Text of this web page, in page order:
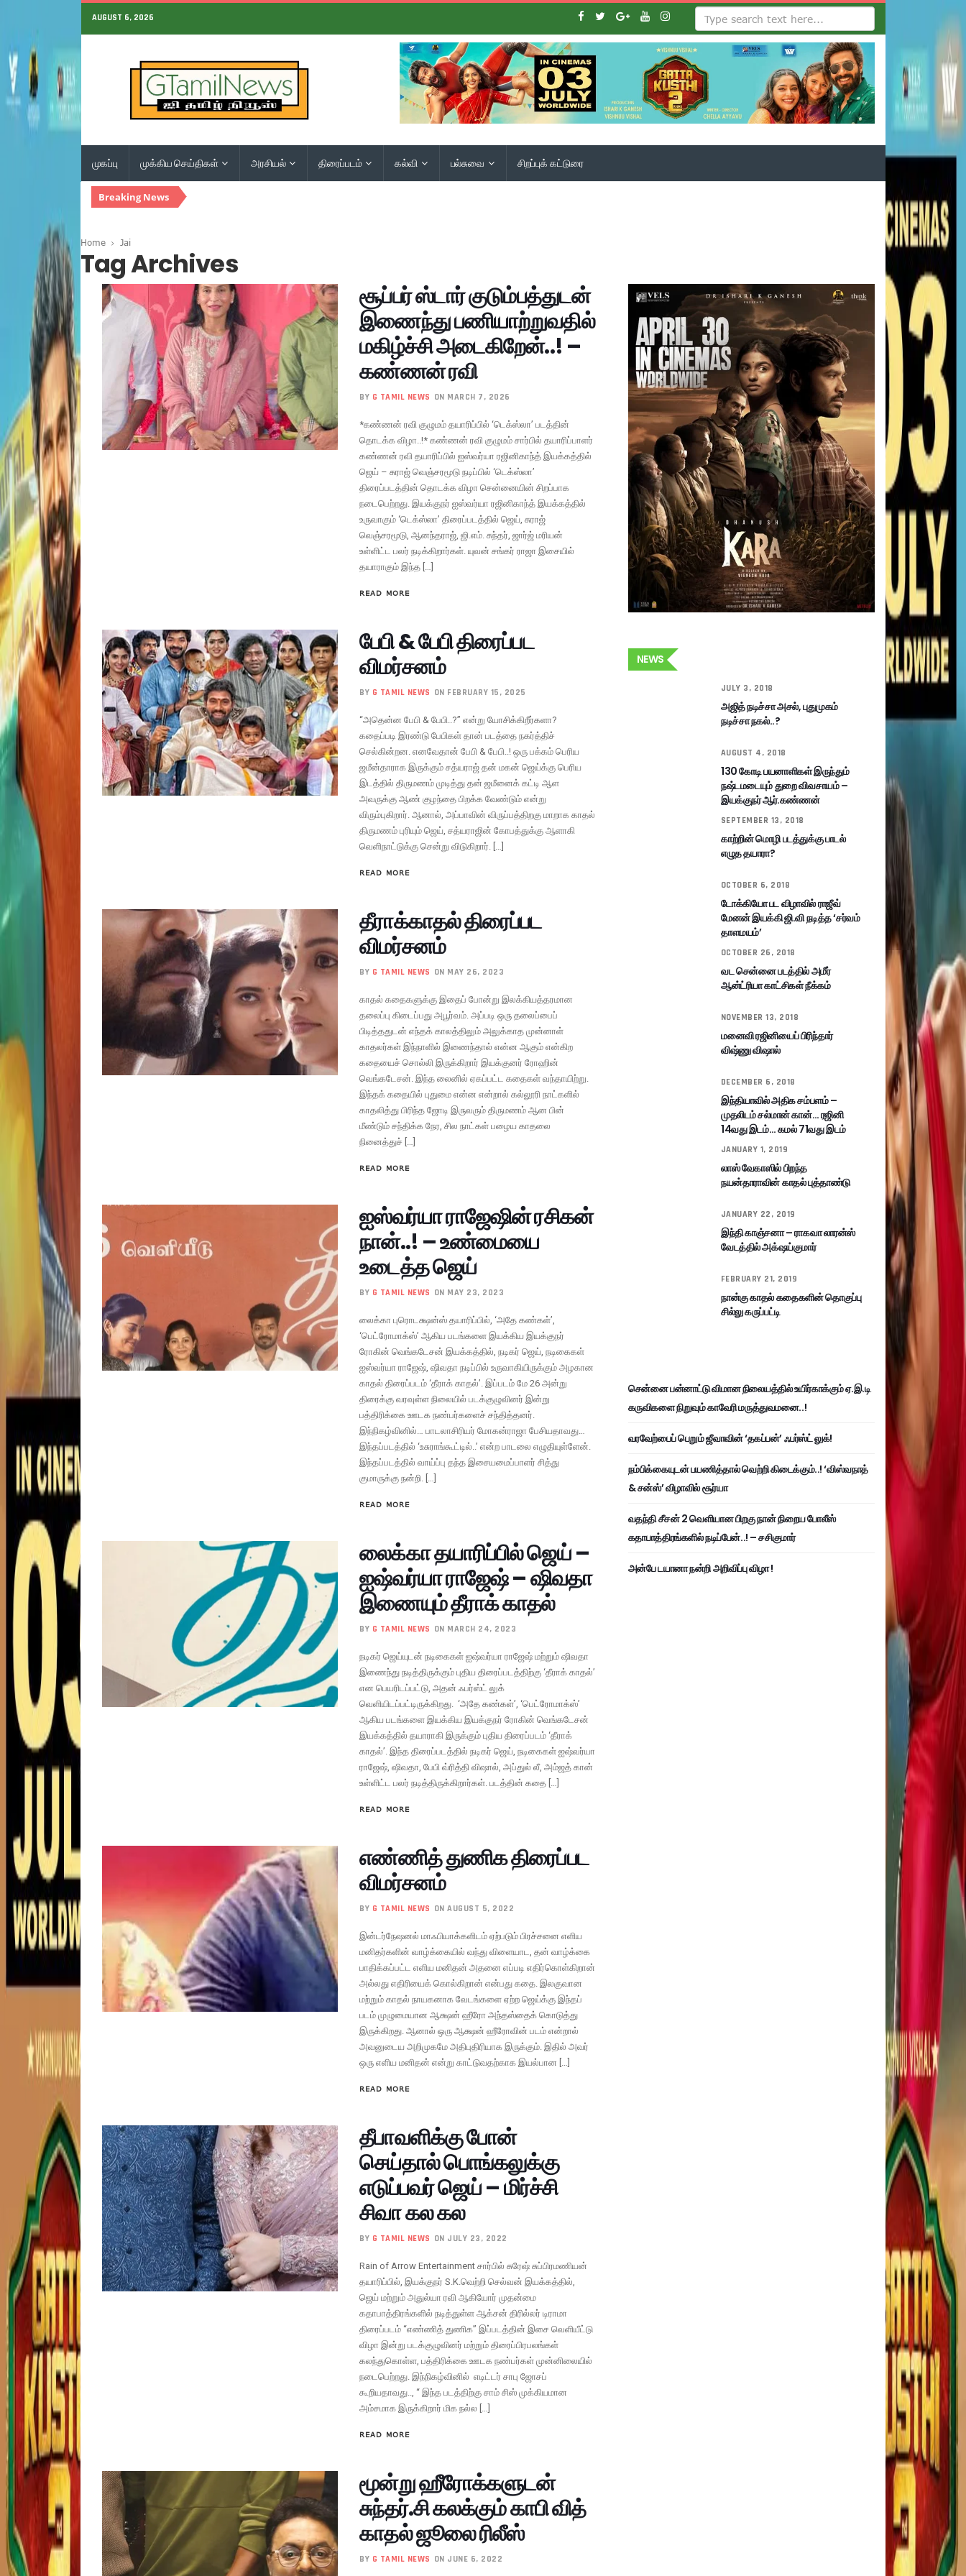
AUGUST 6, 2026
முகப்பு முக்கிய செய்திகள் அரசியல் திரைப்படம் கல்வி பல்சுவை சிறப்புக் கட்டுரை
Breaking News
Home Jai
Tag Archives
சூப்பர் ஸ்டார் குடும்பத்துடன்
இணைந்து பணியாற்றுவதில்
மகிழ்ச்சி அடைகிறேன்..! –
கண்ணன் ரவி
BY G TAMIL NEWS ON MARCH 7, 2026
*கண்ணன் ரவி குழுமம் தயாரிப்பில் ‘டெக்ஸ்லா’ படத்தின்
தொடக்க விழா..!* கண்ணன் ரவி குழுமம் சார்பில் தயாரிப்பாளர்
கண்ணன் ரவி தயாரிப்பில் ஐஸ்வர்யா ரஜினிகாந்த் இயக்கத்தில்
ஜெய் – சுராஜ் வெஞ்சரமூடு நடிப்பில் ‘டெக்ஸ்லா’
திரைப்படத்தின் தொடக்க விழா சென்னையின் சிறப்பாக
நடைபெற்றது. இயக்குநர் ஐஸ்வர்யா ரஜினிகாந்த் இயக்கத்தில்
உருவாகும் ‘டெக்ஸ்லா’ திரைப்படத்தில் ஜெய், சுராஜ்
வெஞ்சரமூடு, ஆனந்தராஜ், ஜி.எம். சுந்தர், ஜார்ஜ் மரியன்
உள்ளிட்ட பலர் நடிக்கிறார்கள். யுவன் சங்கர் ராஜா இசையில்
தயாராகும் இந்த […]
READ MORE
பேபி & பேபி திரைப்பட
விமர்சனம்
BY G TAMIL NEWS ON FEBRUARY 15, 2025
“அதென்ன பேபி & பேபி..?” என்று யோசிக்கிறீர்களா?
கதைப்படி இரண்டு பேபிகள் தான் படத்தை நகர்த்திச்
செல்கின்றன. எனவேதான் பேபி & பேபி..! ஒரு பக்கம் பெரிய
ஜமீன்தாராக இருக்கும் சத்யராஜ் தன் மகன் ஜெய்க்கு பெரிய
இடத்தில் திருமணம் முடித்து தன் ஜமீனைக் கட்டி ஆள
அவருக்கு ஆண் குழந்தை பிறக்க வேண்டும் என்று
விரும்புகிறார். ஆனால், அப்பாவின் விருப்பத்திறகு மாறாக காதல்
திருமணம் புரியும் ஜெய், சத்யராஜின் கோபத்துக்கு ஆளாகி
வெளிநாட்டுக்கு சென்று விடுகிறார். […]
READ MORE
தீராக்காதல் திரைப்பட
விமர்சனம்
BY G TAMIL NEWS ON MAY 26, 2023
காதல் கதைகளுக்கு இதைப் போன்று இலக்கியத்தரமான
தலைப்பு கிடைப்பது அபூர்வம். அப்படி ஒரு தலைப்பைப்
பிடித்ததுடன் எந்தக் காலத்திலும் அலுக்காத முன்னாள்
காதலர்கள் இந்நாளில் இணைந்தால் என்ன ஆகும் என்கிற
கதையைச் சொல்லி இருக்கிறார் இயக்குனர் ரோஹின்
வெங்கடேசன். இந்த லைனில் ஏகப்பட்ட கதைகள் வந்தாயிற்று.
இந்தக் கதையில் புதுமை என்ன என்றால் கல்லூரி நாட்களில்
காதலித்து பிரிந்த ஜோடி இருவரும் திருமணம் ஆன பின்
மீண்டும் சந்திக்க நேர, சில நாட்கள் பழைய காதலை
நினைத்துச் […]
READ MORE
ஐஸ்வர்யா ராஜேஷின் ரசிகன்
நான்..! – உண்மையை
உடைத்த ஜெய்
BY G TAMIL NEWS ON MAY 23, 2023
லைக்கா புரொடக்ஷன்ஸ் தயாரிப்பில், ‘அதே கண்கள்’,
‘பெட்ரோமாக்ஸ்’ ஆகிய படங்களை இயக்கிய இயக்குநர்
ரோகின் வெங்கடேசன் இயக்கத்தில், நடிகர் ஜெய், நடிகைகள்
ஐஸ்வர்யா ராஜேஷ், ஷிவதா நடிப்பில் உருவாகியிருக்கும் அழகான
காதல் திரைப்படம் ‘தீராக் காதல்’. இப்படம் மே 26 அன்று
திரைக்கு வரவுள்ள நிலையில் படக்குழுவினர் இன்று
பத்திரிக்கை ஊடக நண்பர்களைச் சந்தித்தனர்.
இந்நிகழ்வினில்… பாடலாசிரியர் மோகன்ராஜா பேசியதாவது…
இந்தப்படத்தில் ‘உசுராங்கூட்டில்..’ என்ற பாடலை எழுதியுள்ளேன்.
இந்தப்படத்தில் வாய்ப்பு தந்த இசையமைப்பாளர் சித்து
குமாருக்கு நன்றி. […]
READ MORE
லைக்கா தயாரிப்பில் ஜெய் –
ஐஷ்வர்யா ராஜேஷ் – ஷிவதா
இணையும் தீராக் காதல்
BY G TAMIL NEWS ON MARCH 24, 2023
நடிகர் ஜெய்யுடன் நடிகைகள் ஐஷ்வர்யா ராஜேஷ் மற்றும் ஷிவதா
இணைந்து நடித்திருக்கும் புதிய திரைப்படத்திற்கு ‘தீராக் காதல்’
என பெயரிடப்பட்டு, அதன் ஃபர்ஸ்ட் லுக்
வெளியிடப்பட்டிருக்கிறது. ‘அதே கண்கள்’, ‘பெட்ரோமாக்ஸ்’
ஆகிய படங்களை இயக்கிய இயக்குநர் ரோகின் வெங்கடேசன்
இயக்கத்தில் தயாராகி இருக்கும் புதிய திரைப்படம் ‘தீராக்
காதல்’. இந்த திரைப்படத்தில் நடிகர் ஜெய், நடிகைகள் ஐஷ்வர்யா
ராஜேஷ், ஷிவதா, பேபி வ்ரித்தி விஷால், அப்துல் லீ, அம்ஜத் கான்
உள்ளிட்ட பலர் நடித்திருக்கிறார்கள். படத்தின் கதை […]
READ MORE
எண்ணித் துணிக திரைப்பட
விமர்சனம்
BY G TAMIL NEWS ON AUGUST 5, 2022
இன்டர்நேஷனல் மாஃபியாக்களிடம் ஏற்படும் பிரச்சனை எளிய
மனிதர்களின் வாழ்க்கையில் வந்து விளையாட, தன் வாழ்க்கை
பாதிக்கப்பட்ட எளிய மனிதன் அதனை எப்படி எதிர்கொள்கிறான்
அல்லது எதிரியைக் கொல்கிறான் என்பது கதை. இலகுவான
மற்றும் காதல் நாயகனாக வேடங்களை ஏற்ற ஜெய்க்கு இந்தப்
படம் முழுமையான ஆக்ஷன் ஹீரோ அந்தஸ்தைக் கொடுத்து
இருக்கிறது. ஆனால் ஒரு ஆக்ஷன் ஹீரோவின் படம் என்றால்
அவனுடைய அறிமுகமே அதிபுதிரியாக இருக்கும். இதில் அவர்
ஒரு எளிய மனிதன் என்று காட்டுவதற்காக இயல்பான […]
READ MORE
தீபாவளிக்கு போன்
செய்தால் பொங்கலுக்கு
எடுப்பவர் ஜெய் – மிர்ச்சி
சிவா கல கல
BY G TAMIL NEWS ON JULY 23, 2022
Rain of Arrow Entertainment சார்பில் சுரேஷ் சுப்பிரமணியன்
தயாரிப்பில், இயக்குநர் S.K.வெற்றி செல்வன் இயக்கத்தில்,
ஜெய் மற்றும் அதுல்யா ரவி ஆகியோர் முதன்மை
கதாபாத்திரங்களில் நடித்துள்ள ஆக்சன் திரில்லர் டிராமா
திரைப்படம் “எண்ணித் துணிக” இப்படத்தின் இசை வெளியீட்டு
விழா இன்று படக்குழுவினர் மற்றும் திரைப்பிரபலங்கள்
கலந்துகொள்ள, பத்திரிக்கை ஊடக நண்பர்கள் முன்னிலையில்
நடைபெற்றது. இந்நிகழ்வினில் எடிட்டர் சாபு ஜோசப்
கூறியதாவது.., “ இந்த படத்திற்கு சாம் சிஸ் முக்கியமான
அம்சமாக இருக்கிறார் மிக நல்ல […]
READ MORE
மூன்று ஹீரோக்களுடன்
சுந்தர்.சி கலக்கும் காபி வித்
காதல் ஜூலை ரிலீஸ்
BY G TAMIL NEWS ON JUNE 6, 2022
NEWS
JULY 3, 2018
அஜித் நடிச்சா அசல், புதுமுகம்
நடிச்சா நகல்..?
AUGUST 4, 2018
130 கோடி பயனாளிகள் இருந்தும்
நஷ்டமடையும் துறை விவசாயம் –
இயக்குநர் ஆர்.கண்ணன்
SEPTEMBER 13, 2018
காற்றின் மொழி படத்துக்கு பாடல்
எழுத தயாரா?
OCTOBER 6, 2018
டோக்கியோ பட விழாவில் ராஜீவ்
மேனன் இயக்கி ஜி.வி நடித்த ‘சர்வம்
தாளமயம்’
OCTOBER 26, 2018
வட சென்னை படத்தில் அமீர்
ஆன்ட்ரியா காட்சிகள் நீக்கம்
NOVEMBER 13, 2018
மனைவி ரஜினியைப் பிரிந்தார்
விஷ்ணு விஷால்
DECEMBER 6, 2018
இந்தியாவில் அதிக சம்பளம் –
முதலிடம் சல்மான் கான்… ரஜினி
14வது இடம்… கமல் 71வது இடம்
JANUARY 1, 2019
லாஸ் வேகாஸில் பிறந்த
நயன்தாராவின் காதல் புத்தாண்டு
JANUARY 22, 2019
இந்தி காஞ்சனா – ராகவா லாரன்ஸ்
வேடத்தில் அக்‌ஷய்குமார்
FEBRUARY 21, 2019
நான்கு காதல் கதைகளின் தொகுப்பு
சில்லு கருப்பட்டி
சென்னை பன்னாட்டு விமான நிலையத்தில் உயிர்காக்கும் ஏ.இ.டி
கருவிகளை நிறுவும் காவேரி மருத்துவமனை..!
வரவேற்பைப் பெறும் ஜீவாவின் ‘தகப்பன்’ ஃபர்ஸ்ட் லுக்!
நம்பிக்கையுடன் பயணித்தால் வெற்றி கிடைக்கும்..! ‘விஸ்வநாத்
& சன்ஸ்’ விழாவில் சூர்யா
வதந்தி சீசன் 2 வெளியான பிறகு நான் நிறைய போலீஸ்
கதாபாத்திரங்களில் நடிப்பேன்..! – சசிகுமார்
அன்பே டயானா நன்றி அறிவிப்பு விழா !